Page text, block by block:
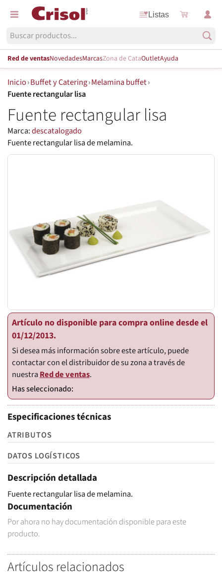
Listas
Red de ventasNovedadesMarcasZona de CataOutletAyuda
Inicio›Buffet y Catering›Melamina buffet›
Fuente rectangular lisa
Fuente rectangular lisa
Marca:descatalogado
Fuente rectangular lisa de melamina.
Artículo no disponible para compra online desde el
01/12/2013.
Si desea más información sobre este artículo, puede
contactar con el distribuidor de su zona a través de
nuestraRed de ventas.
Especificaciones técnicas
ATRIBUTOS
DATOS LOGÍSTICOS
Descripción detallada
Fuente rectangular lisa de melamina.
Documentación
Por ahora no hay documentación disponible para este
producto.
Artículos relacionados